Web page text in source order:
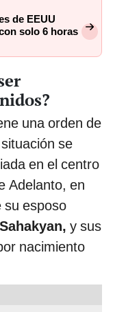
de EEUU
solo 6 horas
una orden de
se
en el centro
Adelanto, en
su esposo
y sus
nacimiento